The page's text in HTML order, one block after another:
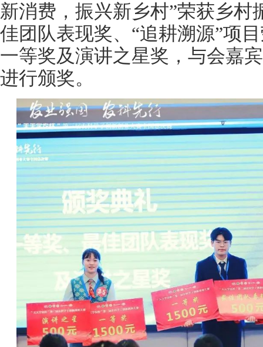
新消费，振兴新乡村”荣获乡村
佳团队表现奖、“追耕溯源”项
一等奖及演讲之星奖，与会嘉
进行颁奖。